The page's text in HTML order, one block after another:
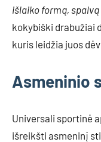
išlaiko formą,
kokybiški drabužiai
kuris leidžia juos
Asmeninio
Universali sportinė
išreikšti asmeninį